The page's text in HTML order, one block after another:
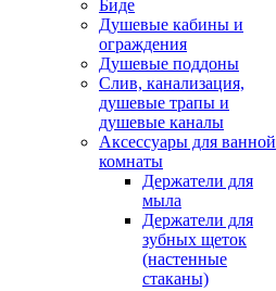
Биде
Душевые кабины и
ограждения
Душевые поддоны
Слив, канализация,
душевые трапы и
душевые каналы
Аксессуары для ванной
комнаты
Держатели для
мыла
Держатели для
зубных щеток
(настенные
стаканы)